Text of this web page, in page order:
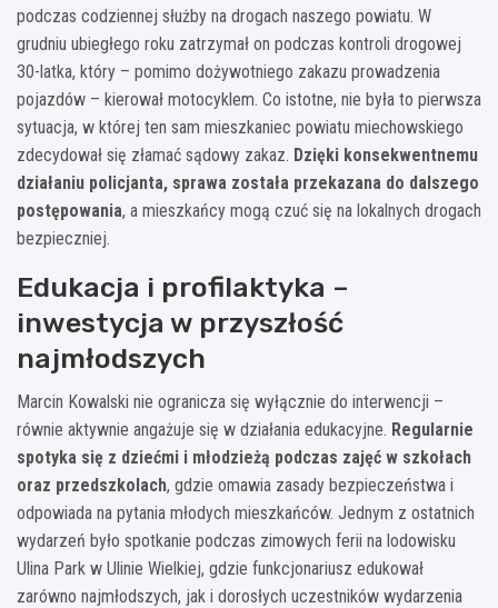
podczas codziennej służby na drogach naszego powiatu. W
grudniu ubiegłego roku zatrzymał on podczas kontroli drogowej
30-latka, który – pomimo dożywotniego zakazu prowadzenia
pojazdów – kierował motocyklem. Co istotne, nie była to pierwsza
sytuacja, w której ten sam mieszkaniec powiatu miechowskiego
zdecydował się złamać sądowy zakaz. Dzięki konsekwentnemu
działaniu policjanta, sprawa została przekazana do dalszego
postępowania, a mieszkańcy mogą czuć się na lokalnych drogach
bezpieczniej.
Edukacja i profilaktyka –
inwestycja w przyszłość
najmłodszych
Marcin Kowalski nie ogranicza się wyłącznie do interwencji –
równie aktywnie angażuje się w działania edukacyjne. Regularnie
spotyka się z dziećmi i młodzieżą podczas zajęć w szkołach
oraz przedszkolach, gdzie omawia zasady bezpieczeństwa i
odpowiada na pytania młodych mieszkańców. Jednym z ostatnich
wydarzeń było spotkanie podczas zimowych ferii na lodowisku
Ulina Park w Ulinie Wielkiej, gdzie funkcjonariusz edukował
zarówno najmłodszych, jak i dorosłych uczestników wydarzenia